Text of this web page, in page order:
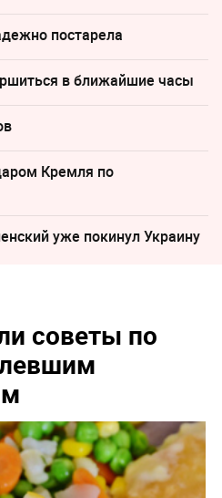
постарела
в ближайшие часы
Кремля по
уже покинул Украину
советы по